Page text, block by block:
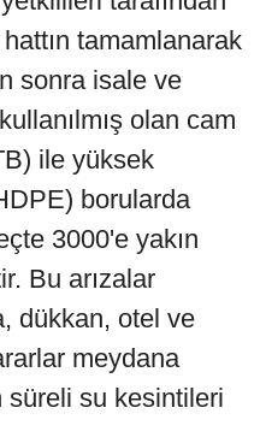
arıtma tesisi ve
içme suyu depoları
alınmıştır.
2040 yılına
ortadan
yıllar içme ve
tarafından
tamamlanarak
sonra isale ve
olan cam